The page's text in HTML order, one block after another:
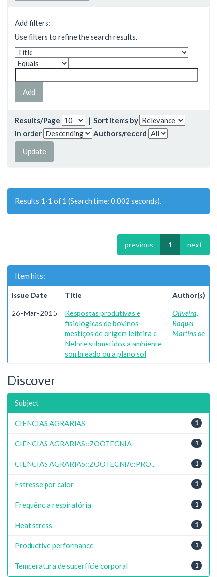
Add filters:
Use filters to refine the search results.
Results/Page | Sort items by
In order
Authors/record
Results 1-1 of 1 (Search time: 0.002 seconds).
previous 1 next
Item hits:
Issue Date Title Author(s)
26-Mar-2015
Respostas produtivas e
fisiológicas de bovinos
mestiços de origem leiteira e
Nelore submetidos a ambiente
sombreado ou a pleno sol
Oliveira,
Raquel
Martins de
Discover
Subject
1
CIENCIAS AGRARIAS
1
CIENCIAS AGRARIAS::ZOOTECNIA
1
CIENCIAS AGRARIAS::ZOOTECNIA::PRO...
1
Estresse por calor
1
Frequência respiratória
1
Heat stress
1
Productive performance
1
Temperatura de superfície corporal